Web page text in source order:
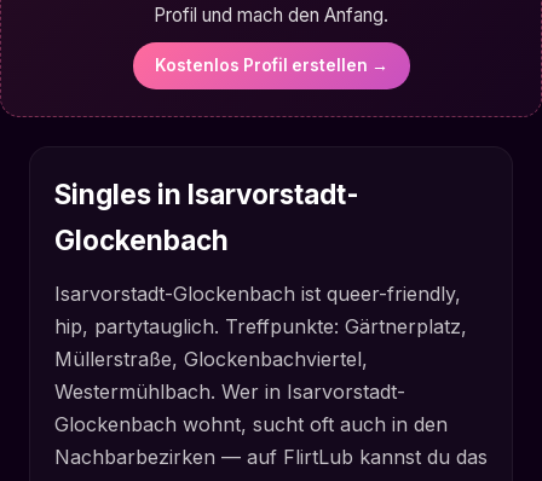
Profil und mach den Anfang.
Kostenlos Profil erstellen →
Singles in Isarvorstadt-
Glockenbach
Isarvorstadt-Glockenbach ist queer-friendly,
hip, partytauglich. Treffpunkte: Gärtnerplatz,
Müllerstraße, Glockenbachviertel,
Westermühlbach. Wer in Isarvorstadt-
Glockenbach wohnt, sucht oft auch in den
Nachbarbezirken — auf FlirtLub kannst du das